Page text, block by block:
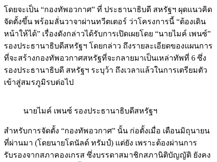
โดยจะเป็น “กองทัพอวกาศ” ที่ ประธานาธิบดี สหรัฐฯ ผุดแนวคิด
จัดตั้งขึ้น พร้อมลั่นวาจาผ่านทวีตเตอร์ ว่าโครงการนี้ “ต้องเดิน
หน้าให้ได้” เรื่องดังกล่าวได้รับการเปิดเผยโดย “นายไมค์ เพนซ์”
รองประธานาธิบดีสหรัฐฯ โดยกล่าว ถึงรายละเอียดของแผนการ
ที่จะสร้างกองทัพอวกาศสหรัฐที่จะกลายมาเป็นเหล่าทัพที่ 6 ซึ่ง
รองประธานาธิบดี สหรัฐฯ ระบุว้า ถึงเวลาแล้วในการเตรียมตัว
เข้าสู่สมรภูมิรบต่อไป
นายไมค์ เพนซ์ รองประธานาธิบดีสหรัฐฯ
สำหรับการจัดตั้ง “กองทัพอวกาศ” นั้น ก่อตั้งเมื่อ เดือนมิถุนายน
ที่ผ่านมา (โดยนายโดนัลด์ ทรัมป์) แต่ยัง เพราะต้องผ่านการ
รับรองจากสภาคองเกรส ซึ่งบรรดาสมาชิกสภานิติบัญญัติ ยังคง